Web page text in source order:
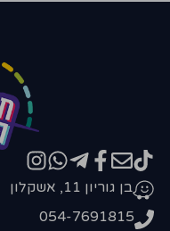
בן גוריון 11, אשקלון
054-7691815